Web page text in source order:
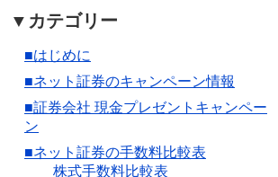
▼カテゴリー
■はじめに
■ネット証券のキャンペーン情報
■証券会社 現金プレゼントキャンペー
ン
■ネット証券の手数料比較表
株式手数料比較表